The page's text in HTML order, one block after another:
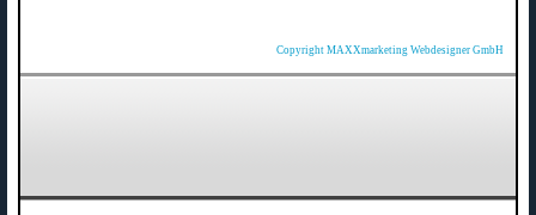
Copyright MAXXmarketing Webdesigner GmbH